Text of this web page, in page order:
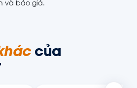
và báo giá.
của